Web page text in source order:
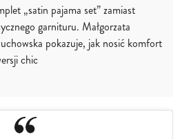
„satin pajama set” zamiast
garnituru. Małgorzata
pokazuje, jak nosić komfort
chic